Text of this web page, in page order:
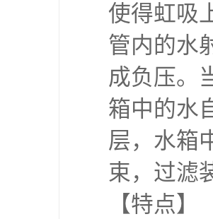
使得虹吸
管内的水
成负压。
箱中的水
层，水箱
束，过滤
【特点】